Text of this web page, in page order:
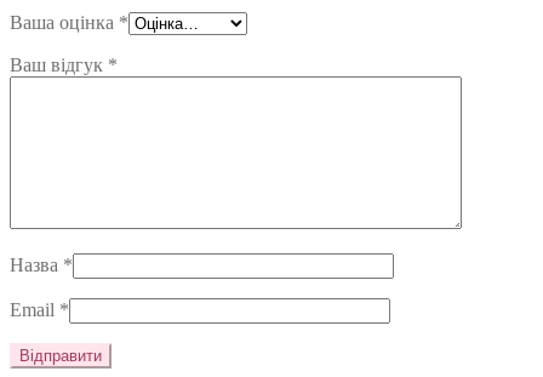
Ваша оцінка *
Ваш відгук *
Назва *
Email *